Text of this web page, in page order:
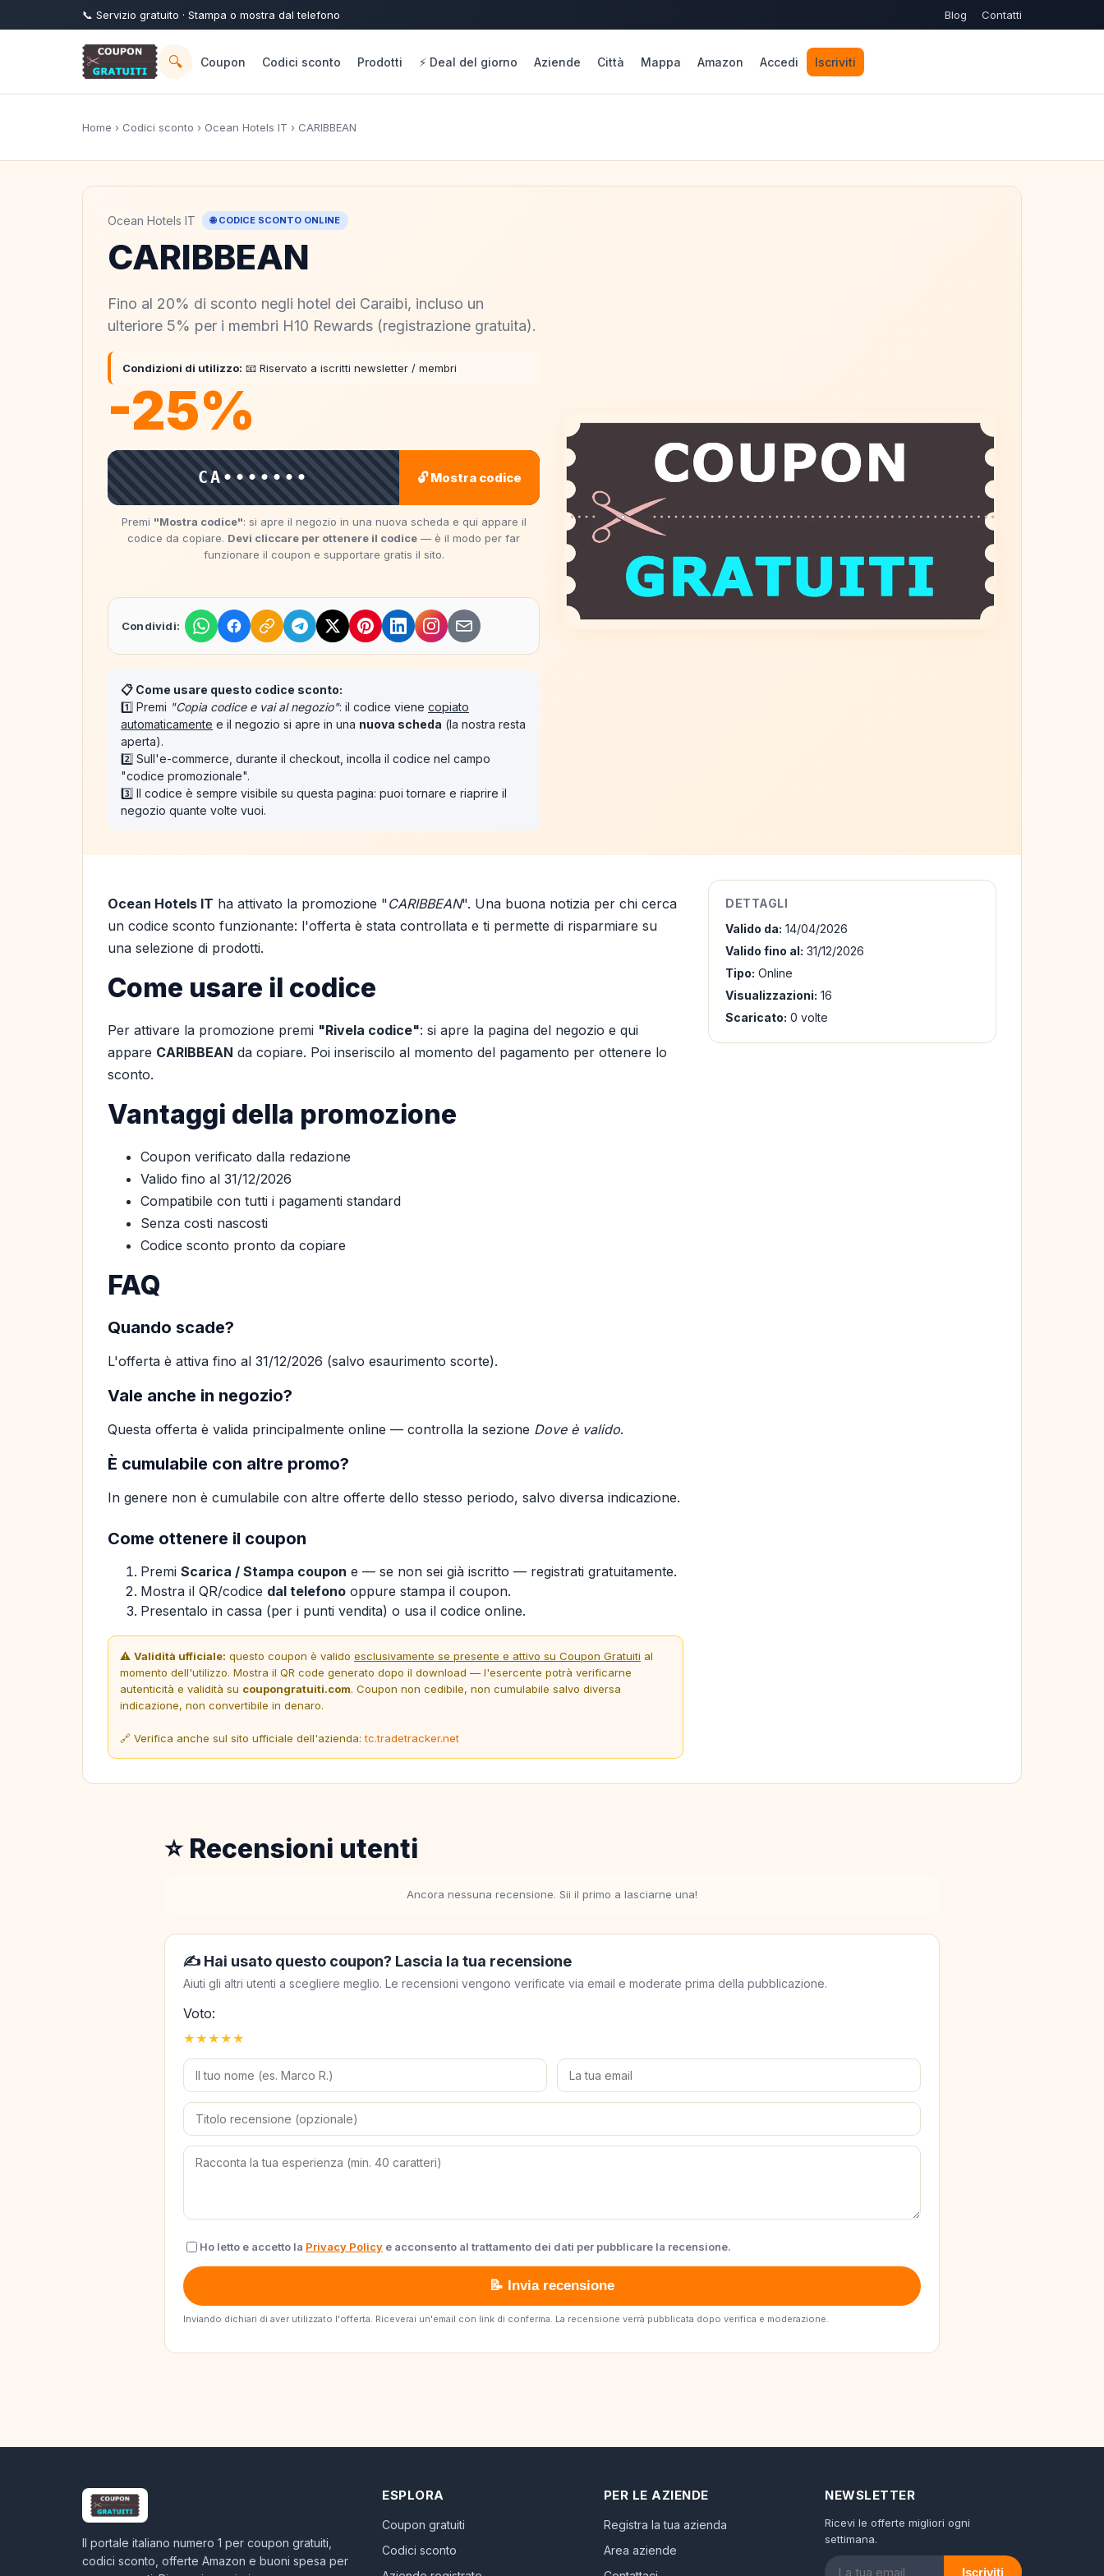
📞 Servizio gratuito · Stampa o mostra dal telefono Blog Contatti
🔍 Coupon Codici sconto Prodotti ⚡ Deal del giorno Aziende Città Mappa Amazon Accedi Iscriviti
Home › Codici sconto › Ocean Hotels IT › CARIBBEAN
Ocean Hotels IT 🌐 CODICE SCONTO ONLINE
CARIBBEAN
Fino al 20% di sconto negli hotel dei Caraibi, incluso un
ulteriore 5% per i membri H10 Rewards (registrazione gratuita).
Condizioni di utilizzo: 📧 Riservato a iscritti newsletter / membri
-25%
CA••••••• 🔓 Mostra codice
Premi "Mostra codice": si apre il negozio in una nuova scheda e qui appare il
codice da copiare. Devi cliccare per ottenere il codice — è il modo per far
funzionare il coupon e supportare gratis il sito.
Condividi:
📋 Come usare questo codice sconto:
1️⃣ Premi "Copia codice e vai al negozio": il codice viene copiato
automaticamente e il negozio si apre in una nuova scheda (la nostra resta
aperta).
2️⃣ Sull'e-commerce, durante il checkout, incolla il codice nel campo
"codice promozionale".
3️⃣ Il codice è sempre visibile su questa pagina: puoi tornare e riaprire il
negozio quante volte vuoi.
Ocean Hotels IT ha attivato la promozione "CARIBBEAN". Una buona notizia per chi cerca
un codice sconto funzionante: l'offerta è stata controllata e ti permette di risparmiare su
una selezione di prodotti.
Come usare il codice
Per attivare la promozione premi "Rivela codice": si apre la pagina del negozio e qui
appare CARIBBEAN da copiare. Poi inseriscilo al momento del pagamento per ottenere lo
sconto.
Vantaggi della promozione
Coupon verificato dalla redazione
Valido fino al 31/12/2026
Compatibile con tutti i pagamenti standard
Senza costi nascosti
Codice sconto pronto da copiare
FAQ
Quando scade?
L'offerta è attiva fino al 31/12/2026 (salvo esaurimento scorte).
Vale anche in negozio?
Questa offerta è valida principalmente online — controlla la sezione Dove è valido.
È cumulabile con altre promo?
In genere non è cumulabile con altre offerte dello stesso periodo, salvo diversa indicazione.
Come ottenere il coupon
Premi Scarica / Stampa coupon e — se non sei già iscritto — registrati gratuitamente.
Mostra il QR/codice dal telefono oppure stampa il coupon.
Presentalo in cassa (per i punti vendita) o usa il codice online.
⚠️ Validità ufficiale: questo coupon è valido esclusivamente se presente e attivo su Coupon Gratuiti al
momento dell'utilizzo. Mostra il QR code generato dopo il download — l'esercente potrà verificarne
autenticità e validità su coupongratuiti.com. Coupon non cedibile, non cumulabile salvo diversa
indicazione, non convertibile in denaro.
🔗 Verifica anche sul sito ufficiale dell'azienda:tc.tradetracker.net
DETTAGLI
Valido da: 14/04/2026
Valido fino al: 31/12/2026
Tipo: Online
Visualizzazioni: 16
Scaricato: 0 volte
⭐ Recensioni utenti
Ancora nessuna recensione. Sii il primo a lasciarne una!
✍️ Hai usato questo coupon? Lascia la tua recensione
Aiuti gli altri utenti a scegliere meglio. Le recensioni vengono verificate via email e moderate prima della pubblicazione.
Voto:
★
★
★
★
★
Ho letto e accetto la Privacy Policy e acconsento al trattamento dei dati per pubblicare la recensione.
📝 Invia recensione
Inviando dichiari di aver utilizzato l'offerta. Riceverai un'email con link di conferma. La recensione verrà pubblicata dopo verifica e moderazione.
Il portale italiano numero 1 per coupon gratuiti,
codici sconto, offerte Amazon e buoni spesa per
ESPLORA
Coupon gratuiti
Codici sconto
PER LE AZIENDE
Registra la tua azienda
Area aziende
NEWSLETTER
Ricevi le offerte migliori ogni
settimana.
Iscriviti